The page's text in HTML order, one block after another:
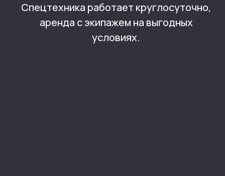
Спецтехника работает круглосуточно,
аренда с экипажем на выгодных
условиях.